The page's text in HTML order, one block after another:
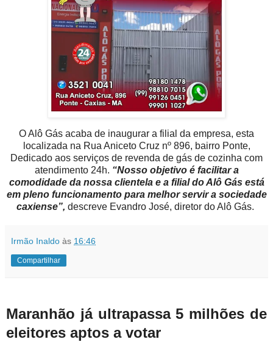
O Alô Gás acaba de inaugurar a filial da empresa, esta
localizada na Rua Aniceto Cruz nº 896, bairro Ponte,
Dedicado aos serviços de revenda de gás de cozinha com
atendimento 24h. “Nosso objetivoé facilitar a
comodidadeda nossa clientela e a filial do Alô Gás está
em pleno funcionamentopara melhorservir a sociedade
caxiense”, descreve Evandro José, diretor do Alô Gás.
Irmão Inaldo às 16:46
Compartilhar
Maranhão já ultrapassa 5 milhões de
eleitores aptos a votar